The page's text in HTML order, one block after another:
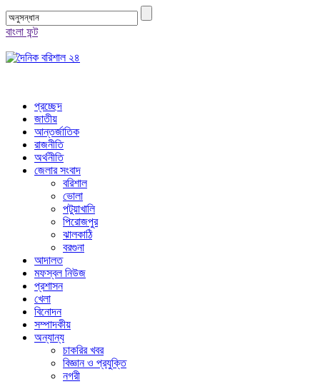
বাংলা ফন্ট
প্রচ্ছেদ
জাতীয়
আন্তর্জাতিক
রাজনীতি
অর্থনীতি
জেলার সংবাদ
বরিশাল
ভোলা
পটুয়াখালি
পিরোজপুর
ঝালকাঠি
বরগুনা
আদালত
মফস্বল নিউজ
প্রশাসন
খেলা
বিনোদন
সম্পাদকীয়
অন্যান্য
চাকরির খবর
বিজ্ঞান ও প্রযুক্তি
নগরী